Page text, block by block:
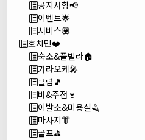
공지사항📢
이벤트🌟
서비스💟
호치민❤️
숙소&풀빌라🏠
가라오케🎤
클럽🎵
바&주점🍷
이발소&미용실🪒
마사지👘
골프⛳